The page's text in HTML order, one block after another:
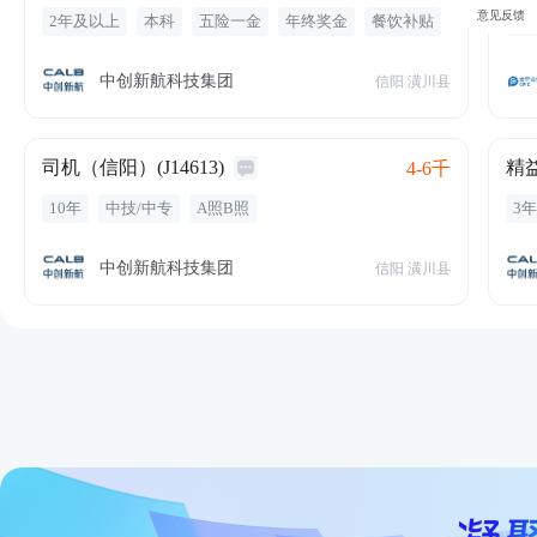
2年及以上 本科 五险一金 年终奖金
餐饮补贴
团队氛围好
扁平化管理
中创新航科技集团 信阳 潢川县
无
持
司机（信阳）(J14613) 4-6千
10年 中技/中专 A照B照
中创新航科技集团 信阳 潢川县
3
意见反馈